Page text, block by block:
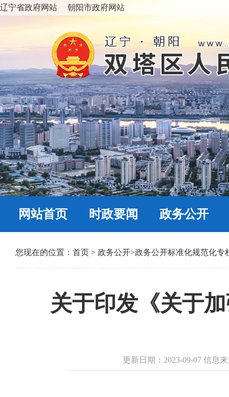
辽宁省政府网站 朝阳市政府网站
网站首页 时政要闻 政务公开
您现在的位置： 首页 > 政务公开>政务公开标准化规范化专
关于印发《关于
更新日期：2023-09-07 信息